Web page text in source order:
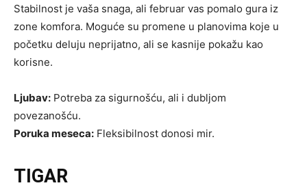
Stabilnost je vaša snaga, ali februar vas pomalo gura iz
zone komfora. Moguće su promene u planovima koje u
početku deluju neprijatno, ali se kasnije pokažu kao
korisne.
Ljubav: Potreba za sigurnošću, ali i dubljom
povezanošću.
Poruka meseca: Fleksibilnost donosi mir.
TIGAR